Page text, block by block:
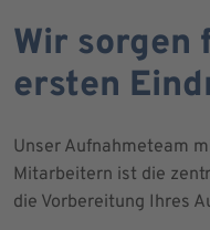
Wir sorgen
ersten
Unser Aufnahmeteam
Mitarbeitern ist die
die Vorbereitung Ihres